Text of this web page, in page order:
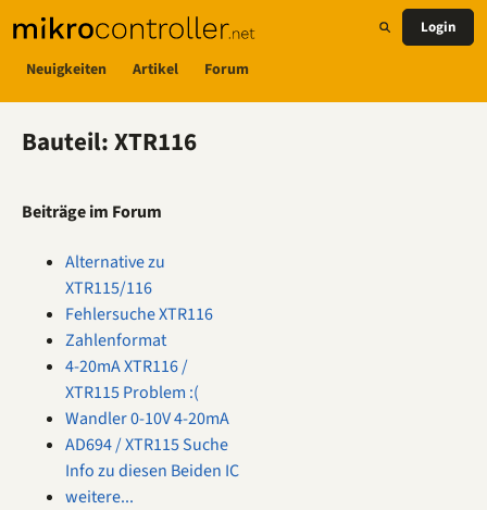
Neuigkeiten Artikel Forum
Login
Bauteil: XTR116
Beiträge im Forum
Alternative zu
XTR115/116
Fehlersuche XTR116
Zahlenformat
4-20mA XTR116 /
XTR115 Problem :(
Wandler 0-10V 4-20mA
AD694 / XTR115 Suche
Info zu diesen Beiden IC
weitere...